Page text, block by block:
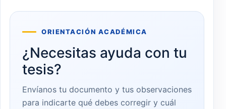
ORIENTACIÓN ACADÉMICA
¿Necesitas ayuda con tu
tesis?
Envíanos tu documento y tus observaciones
para indicarte qué debes corregir y cuál